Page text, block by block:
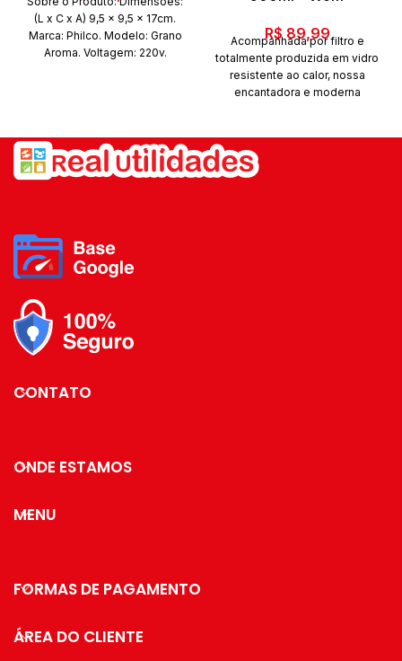
(L x C x A) 9,5 x 9,5 x 17cm.
Marca: Philco. Modelo: Grano
Aroma. Voltagem: 220v.
R$89,99
Acompanhada por filtro e
totalmente produzida em vidro
resistente ao calor, nossa
encantadora e moderna
ainda mais gostoso. WOLFF,
há mais de um século servindo
CONTATO
ONDE ESTAMOS
MENU
FORMAS DE PAGAMENTO
ÁREA DO CLIENTE